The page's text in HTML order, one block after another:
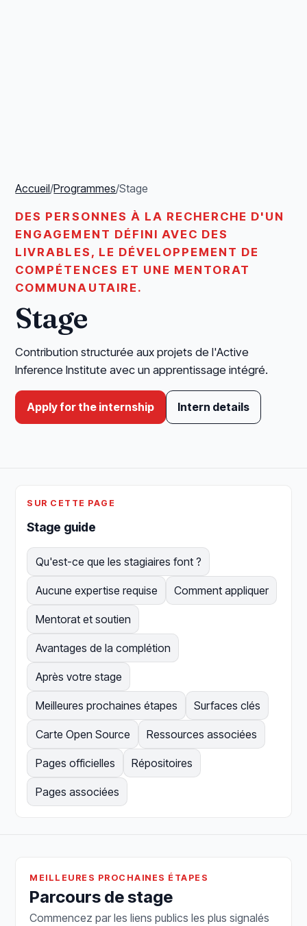
Accueil/Programmes/Stage
DES PERSONNES À LA RECHERCHE D'UN
ENGAGEMENT DÉFINI AVEC DES
LIVRABLES, LE DÉVELOPPEMENT DE
COMPÉTENCES ET UNE MENTORAT
COMMUNAUTAIRE.
Stage
Contribution structurée aux projets de l'Active
Inference Institute avec un apprentissage intégré.
Apply for the internship Intern details
SUR CETTE PAGE
Stage guide
Qu'est-ce que les stagiaires font ?
Aucune expertise requise Comment appliquer
Mentorat et soutien
Avantages de la complétion
Après votre stage
Meilleures prochaines étapes Surfaces clés
Carte Open Source Ressources associées
Pages officielles Répositoires
Pages associées
MEILLEURES PROCHAINES ÉTAPES
Parcours de stage
Commencez par les liens publics les plus signalés